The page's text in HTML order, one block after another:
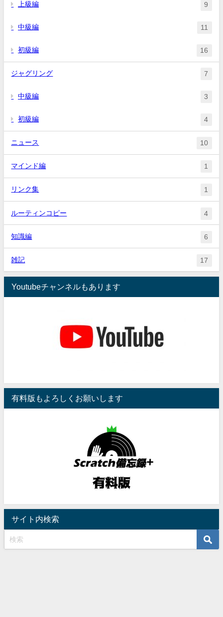
上級編 9
中級編 11
初級編 16
ジャグリング 7
中級編 3
初級編 4
ニュース 10
マインド編 1
リンク集 1
ルーティンコピー 4
知識編 6
雑記 17
Youtubeチャンネルもあります
有料版もよろしくお願いします
サイト内検索